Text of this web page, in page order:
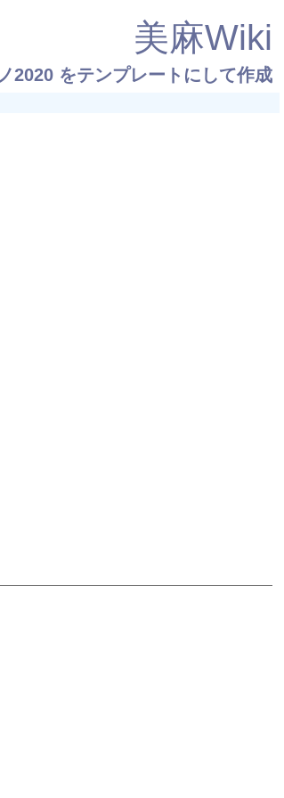
美麻Wiki
2020をテンプレートにして作成